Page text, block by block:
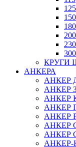
125
150
180
200
230
КРУГИ
АНКЕРА
АНКЕР
АНКЕР
АНКЕР
АНКЕР
АНКЕР
АНКЕР
АНКЕР